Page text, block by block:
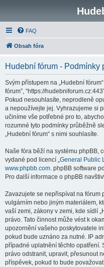
FAQ
Obsah fóra
Hudební fórum - Podmínky
Svým přístupem na „Hudební fórum“
fórum”, “https://
Pokud nesouhlasíte, neprodleně
a nepoužívejte jej. Vyhrazujeme si
učiníme vše potřebné pro to,
rozumné tyto podmínky průběžně
„Hudební fórum“ s nimi souhlasíte.
Naše fóra běží na systému phpBB,
vydané pod licencí „General Public
www.phpbb.com. phpBB software
Pro další informace o phpBB
Zavazujete se nepřispívat na fórum
vulgárním nebo jiným materiálem,
vaší zemi, zákony v zemi, kde sídlí
právo. Tato činnost může vést k
upozornění vašeho poskytovatele
pokud bude uznáno za nutné. IP
případné uplatnění těchto opatření.
právo odstranit, upravit, přesunout
příspěvek, pokud to bude